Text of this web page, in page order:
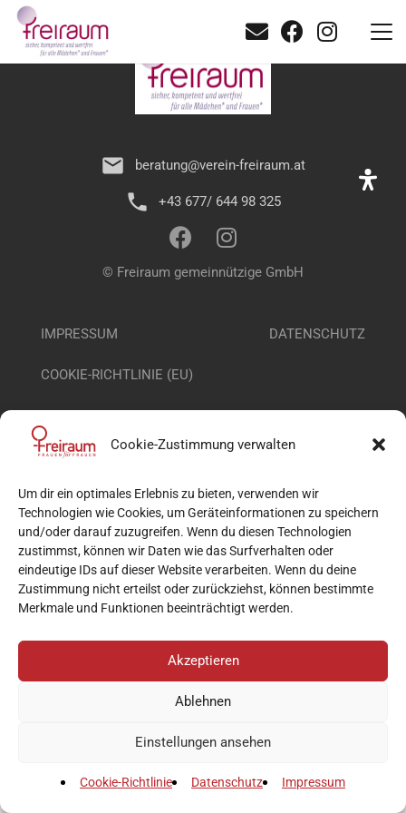
Cookie-Zustimmung verwalten
Um dir ein optimales Erlebnis zu bieten, verwenden wir
Technologien wie Cookies, um Geräteinformationen zu speichern
und/oder darauf zuzugreifen. Wenn du diesen Technologien
zustimmst, können wir Daten wie das Surfverhalten oder
eindeutige IDs auf dieser Website verarbeiten. Wenn du deine
Zustimmung nicht erteilst oder zurückziehst, können bestimmte
Merkmale und Funktionen beeinträchtigt werden.
Akzeptieren
Ablehnen
Einstellungen ansehen
Cookie-Richtlinie Datenschutz Impressum
mail beratung@verein-freiraum.at
phone +43 677/ 644 98 325
© Freiraum gemeinnützige GmbH
IMPRESSUM DATENSCHUTZ
COOKIE-RICHTLINIE (EU)